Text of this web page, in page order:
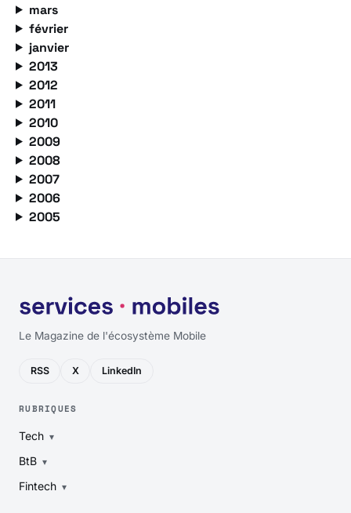
mars
février
janvier
2013
2012
2011
2010
2009
2008
2007
2006
2005
Le Magazine de l'écosystème Mobile
RSS X LinkedIn
RUBRIQUES
Tech
BtB
Fintech